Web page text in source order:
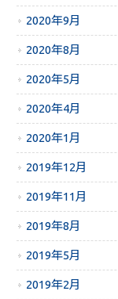
2020年9月
2020年8月
2020年5月
2020年4月
2020年1月
2019年12月
2019年11月
2019年8月
2019年5月
2019年2月